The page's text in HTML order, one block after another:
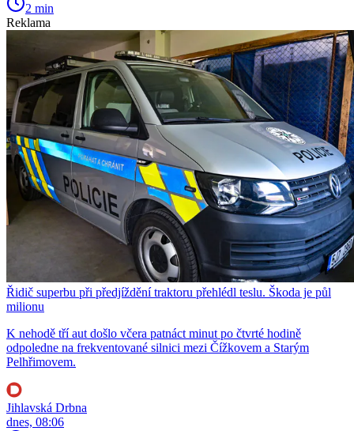
2 min
Reklama
Řidič superbu při předjíždění traktoru přehlédl teslu. Škoda je půl
milionu
K nehodě tří aut došlo včera patnáct minut po čtvrté hodině
odpoledne na frekventované silnici mezi Čížkovem a Starým
Pelhřimovem.
Jihlavská Drbna
dnes, 08:06